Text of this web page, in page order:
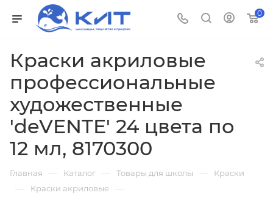
0
Краски акриловые
профессиональные
художественные
'deVENTE' 24 цвета по
12 мл, 8170300
Главная — Каталог — Товары для школы — Краски
— Краски акриловые —